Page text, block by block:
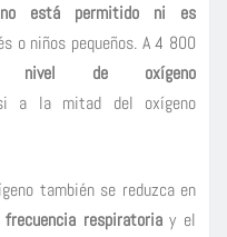
no está permitido
ni es
o niños pequeños. A 4 800
nivel de oxígeno
a la mitad del oxígeno
también se reduzca en
respiratoriay el